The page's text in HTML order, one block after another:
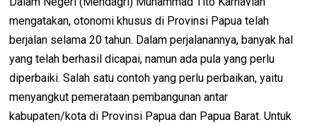
mengatakan, otonomi khusus di Provinsi Papua telah
berjalan selama 20 tahun. Dalam perjalanannya, banyak hal
yang telah berhasil dicapai, namun ada pula yang perlu
diperbaiki. Salah satu contoh yang perlu perbaikan, yaitu
menyangkut pemerataan pembangunan antar
kabupaten/kota di Provinsi Papua dan Papua Barat. Untuk